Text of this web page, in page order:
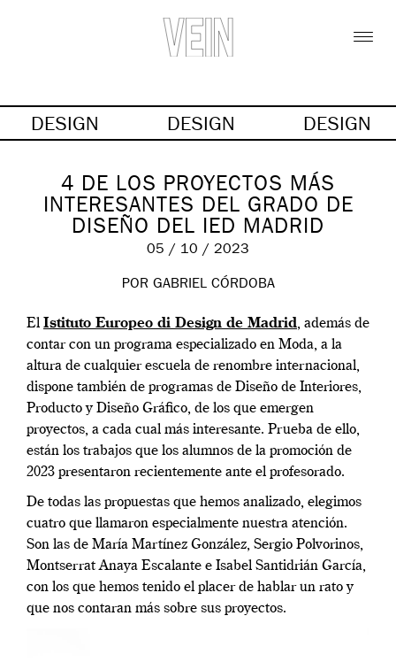
DESIGN DESIGN DESIGN
4 DE LOS PROYECTOS MÁS
INTERESANTES DEL GRADO DE
DISEÑO DEL IED MADRID
05 / 10 / 2023
POR GABRIEL CÓRDOBA
El Istituto Europeo di Design de Madrid, además de
contar con un programa especializado en Moda, a la
altura de cualquier escuela de renombre internacional,
dispone también de programas de Diseño de Interiores,
Producto y Diseño Gráfico, de los que emergen
proyectos, a cada cual más interesante. Prueba de ello,
están los trabajos que los alumnos de la promoción de
2023 presentaron recientemente ante el profesorado.
De todas las propuestas que hemos analizado, elegimos
cuatro que llamaron especialmente nuestra atención.
Son las de María Martínez González, Sergio Polvorinos,
Montserrat Anaya Escalante e Isabel Santidrián García,
con los que hemos tenido el placer de hablar un rato y
que nos contaran más sobre sus proyectos.